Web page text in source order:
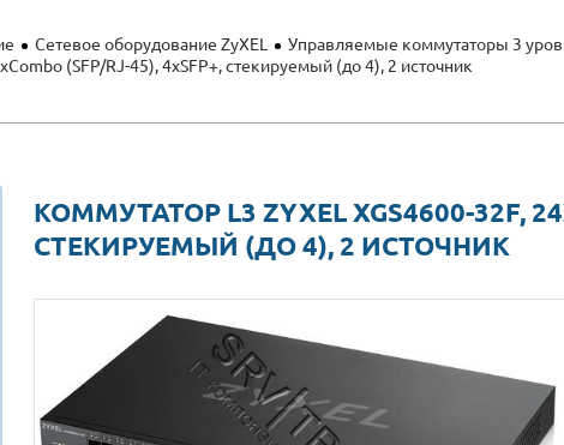
Сетевое оборудование ZyXEL
Управляемые коммутаторы 3
(SFP/RJ-45), 4xSFP+, стекируемый (до 4), 2 источник
КОММУТАТОР L3 ZYXEL XGS4600-32F,
СТЕКИРУЕМЫЙ (ДО 4), 2 ИСТОЧНИК